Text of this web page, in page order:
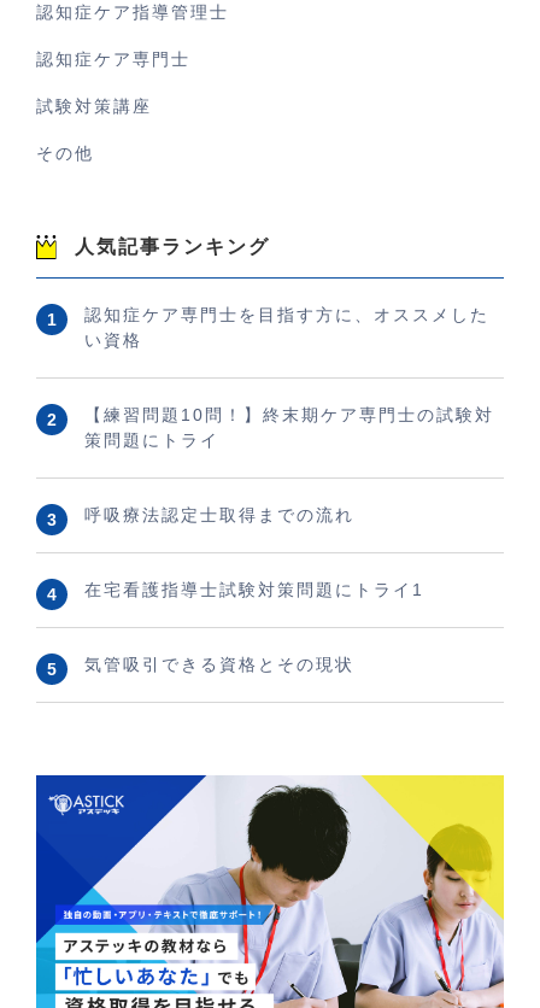
認知症ケア指導管理士
認知症ケア専門士
試験対策講座
その他
人気記事ランキング
認知症ケア専門士を目指す方に、オススメした
い資格
【練習問題10問！】終末期ケア専門士の試験対
策問題にトライ
呼吸療法認定士取得までの流れ
在宅看護指導士試験対策問題にトライ1
気管吸引できる資格とその現状